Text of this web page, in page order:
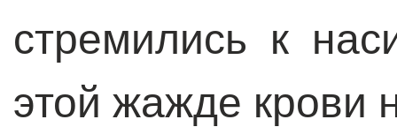
стремились к
этой жажде крови